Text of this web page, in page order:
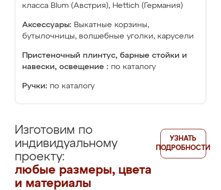
класса Blum (Австрия), Hettich (Германия)
Аксессуары: Выкатные корзины,
бутылочницы, волшебные уголки, карусели
Пристеночный плинтус, барные стойки и
навески, освещение : по каталогу
Ручки: по каталогу
Изготовим по
индивидуальному
проекту:
любые размеры, цвета
и материалы
УЗНАТЬ
ПОДРОБНОСТИ